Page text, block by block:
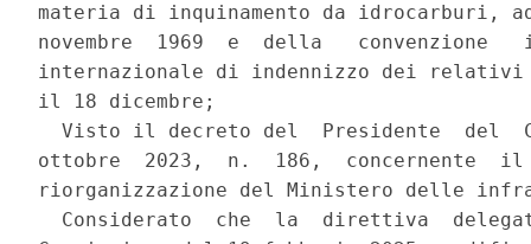
materia di inquinamento da
novembre  1969  e  della
internazionale di indennizzo dei relativi
il 18 dicembre;
Visto il decreto del  Presidente  del
ottobre  2023,  n.  186,  concernente
riorganizzazione del Ministero delle
Considerato  che  la  direttiva